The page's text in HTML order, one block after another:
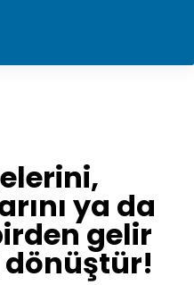
ya da
gelir
dönüştür!